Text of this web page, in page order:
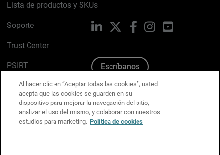
Lista de productos y SKUs
Soporte
Trust Center
PSIRT
Política de cookies
Política de privacidad
Kit de medios y marca
LinkedIn FacebookInstagramYouTube
Escríbanos
Al hacer clic en “Aceptar todas las cookies”, usted
acepta que las cookies se guarden en su
dispositivo para mejorar la navegación del sitio,
analizar el uso del mismo, y colaborar con nuestros
estudios para marketing. Política de cookies